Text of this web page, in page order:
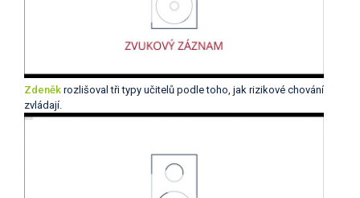
Zdeněk rozlišoval tři typy učitelů podle toho, jak rizikové chování
zvládají.